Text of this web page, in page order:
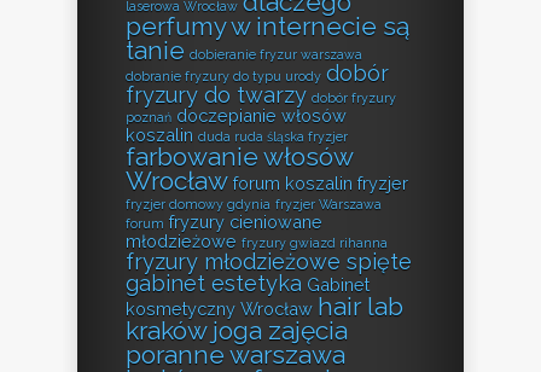
laserowa Wrocław
perfumy w internecie są
tanie dobieranie fryzur warszawa
dobranie fryzury do typu urody dobór
fryzury do twarzy dobór fryzury
poznań doczepianie włosów
koszalin duda ruda śląska fryzjer
farbowanie włosów
Wrocław forum koszalin fryzjer
fryzjer domowy gdynia fryzjer Warszawa
forum fryzury cieniowane
młodzieżowe fryzury gwiazd rihanna
fryzury młodzieżowe spięte
gabinet estetyka Gabinet
kosmetyczny Wrocław hair lab
kraków joga zajęcia
poranne warszawa